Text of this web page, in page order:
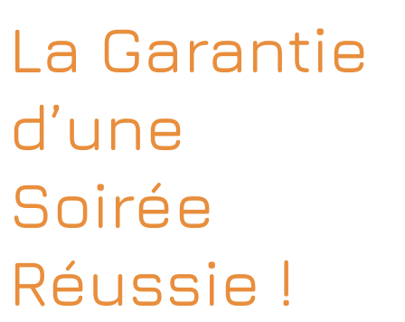
La Garantie
d’une
Soirée
Réussie !